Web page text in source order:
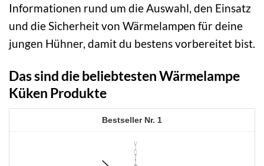
Informationen rund um die Auswahl, den Einsatz
und die Sicherheit von Wärmelampen für deine
jungen Hühner, damit du bestens vorbereitet bist.
Das sind die beliebtesten Wärmelampe
Küken Produkte
1